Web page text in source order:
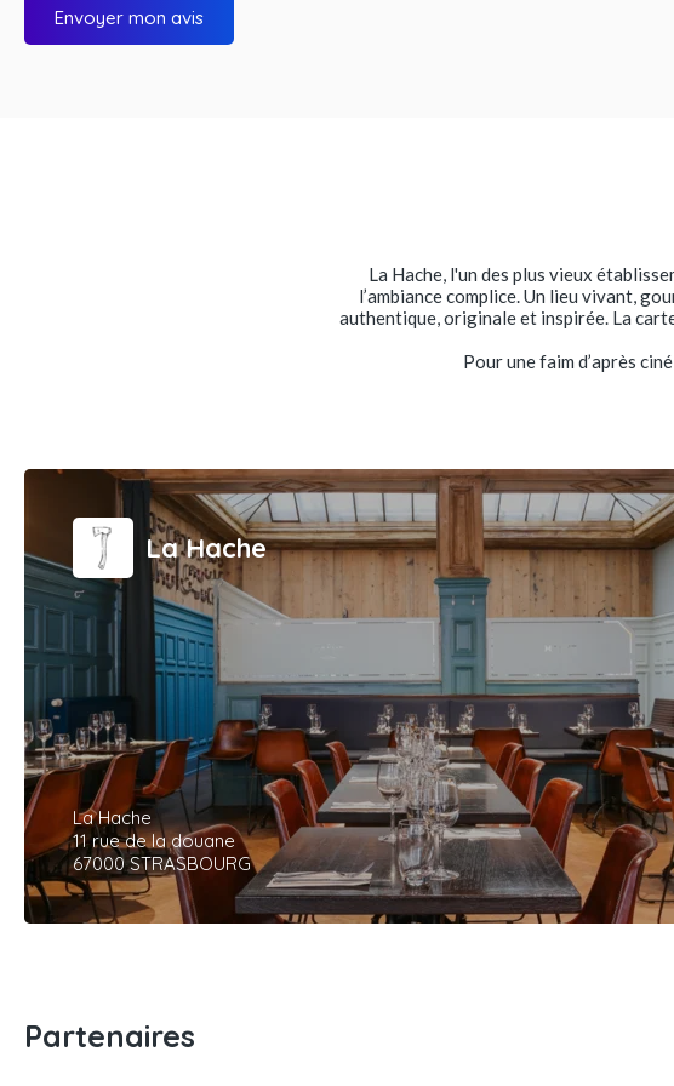
Envoyer mon avis
La Hache, l'un des plus vieux
l’ambiance complice. Un lieu vivant,
authentique, originale et inspirée. La
Pour une faim d’après
La Hache
La Hache
11 rue de la douane
67000 STRASBOURG
Partenaires